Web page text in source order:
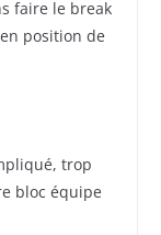
faire le break
position de
trop
bloc équipe